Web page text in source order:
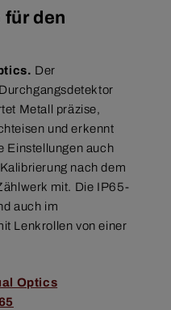
den
Der
Metall präzise,
und erkennt
Einstellungen auch
nach dem
mit. Die IP65-
auch im
Lenkrollen von einer
Optics